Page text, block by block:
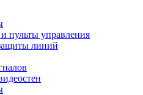
пульты управления
линий